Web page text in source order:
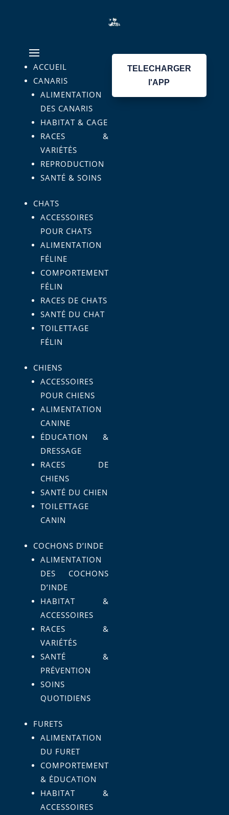
ACCUEIL
CANARIS
ALIMENTATION
DES CANARIS
HABITAT & CAGE
RACES &
VARIÉTÉS
REPRODUCTION
SANTÉ & SOINS
CHATS
ACCESSOIRES
POUR CHATS
ALIMENTATION
FÉLINE
COMPORTEMENT
FÉLIN
RACES DE CHATS
SANTÉ DU CHAT
TOILETTAGE
FÉLIN
CHIENS
ACCESSOIRES
POUR CHIENS
ALIMENTATION
CANINE
ÉDUCATION &
DRESSAGE
RACES DE
CHIENS
SANTÉ DU CHIEN
TOILETTAGE
CANIN
COCHONS D’INDE
ALIMENTATION
DES COCHONS
D’INDE
HABITAT &
ACCESSOIRES
RACES &
VARIÉTÉS
SANTÉ &
PRÉVENTION
SOINS
QUOTIDIENS
FURETS
ALIMENTATION
DU FURET
COMPORTEMENT
& ÉDUCATION
HABITAT &
ACCESSOIRES
TELECHARGER
l'APP